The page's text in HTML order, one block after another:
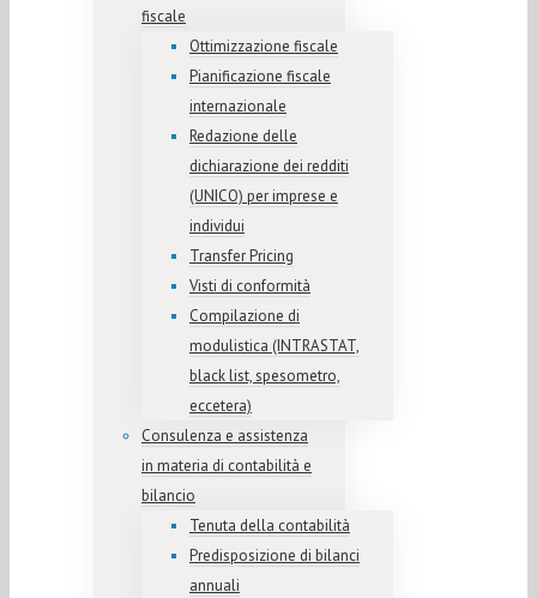
fiscale
Ottimizzazione fiscale
Pianificazione fiscale
internazionale
Redazione delle
dichiarazione dei redditi
(UNICO) per imprese e
individui
Transfer Pricing
Visti di conformità
Compilazione di
modulistica (INTRASTAT,
black list, spesometro,
eccetera)
Consulenza e assistenza
in materia di contabilità e
bilancio
Tenuta della contabilità
Predisposizione di bilanci
annuali